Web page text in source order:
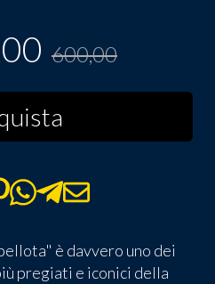
600,00
è davvero uno dei
pregiati e iconici della